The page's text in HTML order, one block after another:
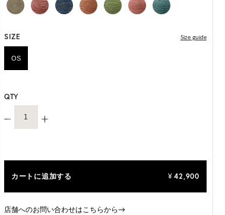
ONE SIZE展開の商品:ONE SIZE 57.5cm
M, L 展開の商品:M 57.5cm, L 59.5cm
*天然素材を用いたハンドメイドのため、サイズ・色には個体差が
ございます。
SIZE Size guide
OS
QTY
カートに追加する ¥ 42,900
店舗へのお問い合わせはこちらから→